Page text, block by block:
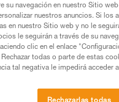
en este consejo antes
para poder
específico. Confirme
su navegación en nuestro Sitio
nuestros anuncios. Si los
en nuestro Sitio web y no le
le seguirán a través de su
clic en el enlace
todas o parte de estas
tal negativa le impedirá acceder